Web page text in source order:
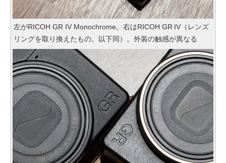
左がRICOH GR IV Monochrome。右はRICOH GR IV（レンズ
リングを取り換えたもの。以下同）。外装の触感が異なる